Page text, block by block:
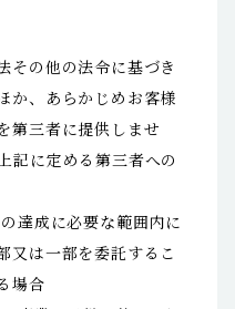
その他の法令に基づき
か、あらかじめお客様
第三者に提供しませ
記に定める第三者への
達成に必要な範囲内に
又は一部を委託するこ
場合